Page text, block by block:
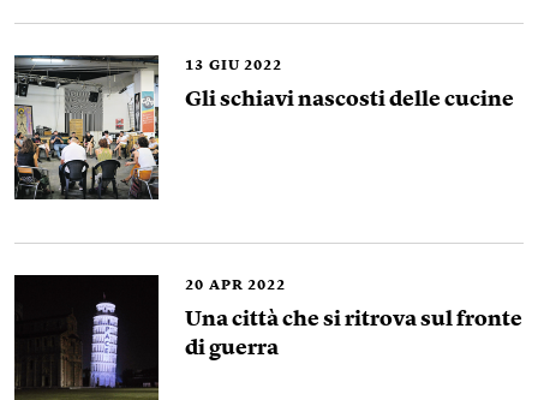
13 GIU 2022
Gli schiavi nascosti delle cucine
20 APR 2022
Una città che si ritrova sul fronte
di guerra